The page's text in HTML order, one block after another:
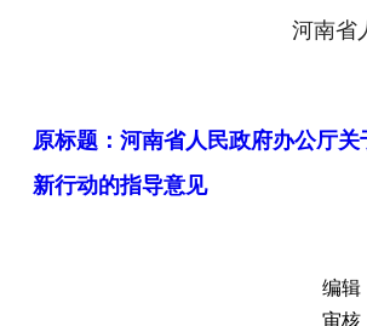
河南省
原标题：河南省人民政府办公厅
新行动的指导意见
编辑
审核